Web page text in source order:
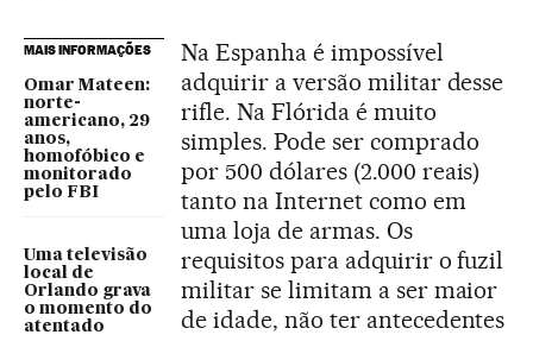
MAIS INFORMAÇÕES
Omar Mateen:
norte-
americano, 29
anos,
homofóbico e
monitorado
pelo FBI
Uma televisão
local de
Orlando grava
o momento do
atentado
Na Espanha é impossível
adquirir a versão militar desse
rifle. Na Flórida é muito
simples. Pode ser comprado
por 500 dólares (2.000 reais)
tanto na Internet como em
uma loja de armas. Os
requisitos para adquirir o fuzil
militar se limitam a ser maior
de idade, não ter antecedentes